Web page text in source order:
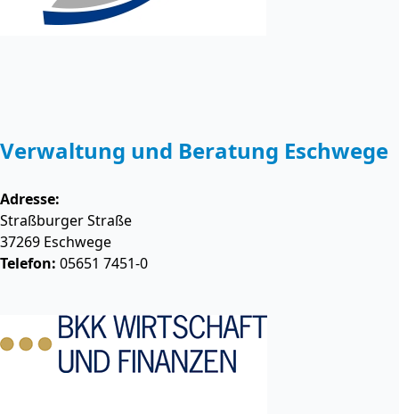
Verwaltung und Beratung Eschwege
Adresse:
Straßburger Straße
37269 Eschwege
Telefon: 05651 7451-0